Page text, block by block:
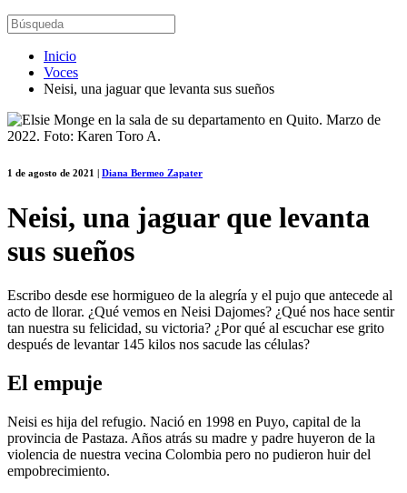
Inicio
Voces
Neisi, una jaguar que levanta sus sueños
1 de agosto de 2021 | Diana Bermeo Zapater
Neisi, una jaguar que levanta
sus sueños
Escribo desde ese hormigueo de la alegría y el pujo que antecede al
acto de llorar. ¿Qué vemos en Neisi Dajomes? ¿Qué nos hace sentir
tan nuestra su felicidad, su victoria? ¿Por qué al escuchar ese grito
después de levantar 145 kilos nos sacude las células?
El empuje
Neisi es hija del refugio. Nació en 1998 en Puyo, capital de la
provincia de Pastaza. Años atrás su madre y padre huyeron de la
violencia de nuestra vecina Colombia pero no pudieron huir del
empobrecimiento.